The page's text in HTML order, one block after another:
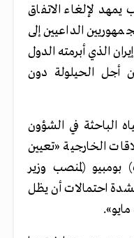
يمهد لإلغاء الاتفاق
الداعيين إلى
الذي أبرمته الدول
مع طهران في 2015 من أجل الحيلولة دون
الباحثة في الشؤون
الخارجية «تعيين
بومبيو (لمنصب وزير
احتمالات أن يظل